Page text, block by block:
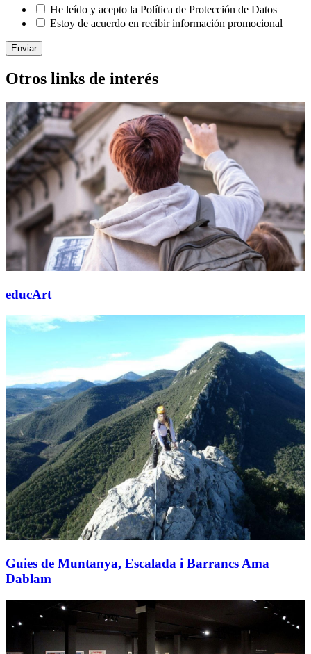
He leído y acepto la Política de Protección de Datos
Estoy de acuerdo en recibir información promocional
Enviar
Otros links de interés
educArt
Guies de Muntanya, Escalada i Barrancs Ama
Dablam